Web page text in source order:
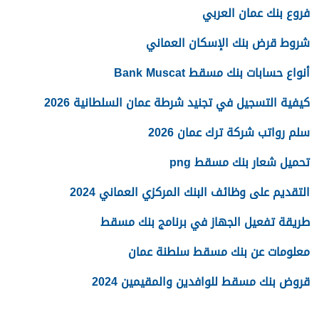
فروع بنك عمان العربي
شروط قرض بنك الإسكان العماني
أنواع حسابات بنك مسقط Bank Muscat
كيفية التسجيل في تجنيد شرطة عمان السلطانية 2026
سلم رواتب شركة ترك عمان 2026
تحميل شعار بنك مسقط png
التقديم على وظائف البنك المركزي العماني 2024
طريقة تفعيل الجهاز في برنامج بنك مسقط
معلومات عن بنك مسقط سلطنة عمان
قروض بنك مسقط للوافدين والمقيمين 2024